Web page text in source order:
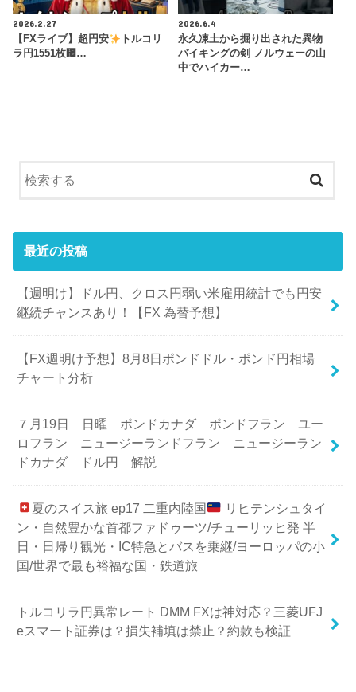
2026.2.27
【FXライブ】超円安
トルコリ
ラ円1551枚἟…
2026.6.4
永久凍土から掘り出された異物
バイキングの剣 ノルウェーの山
中でハイカー…
最近の投稿
【週明け】ドル円、クロス円弱い米雇用統計でも円安
継続チャンスあり！【FX 為替予想】
【FX週明け予想】8月8日ポンドドル・ポンド円相場
チャート分析
７月19日 日曜 ポンドカナダ ポンドフラン ユー
ロフラン ニュージーランドフラン ニュージーラン
ドカナダ ドル円 解説
夏のスイス旅 ep17 二重内陸国
リヒテンシュタイ
ン・自然豊かな首都ファドゥーツ/チューリッヒ発 半
日・日帰り観光・IC特急とバスを乗継/ヨーロッパの小
国/世界で最も裕福な国・鉄道旅
トルコリラ円異常レート DMM FXは神対応？三菱UFJ
eスマート証券は？損失補填は禁止？約款も検証